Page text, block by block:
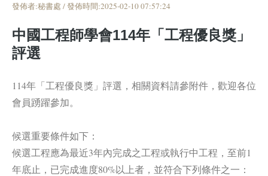
發佈者:秘書處 / 發佈時間:2025-02-10 07:57:24
中國工程師學會114年「工程優良獎」
評選
114年「工程優良獎」評選，相關資料請參附件，歡迎各位
會員踴躍參加。
候選重要條件如下：
候選工程應為最近3年內完成之工程或執行中工程，至前1
年底止，已完成進度80%以上者，並符合下列條件之一：